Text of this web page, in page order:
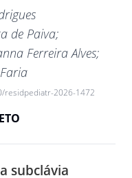
de Paiva;
Ferreira Alves;
residpediatr-2026-1472
subclávia